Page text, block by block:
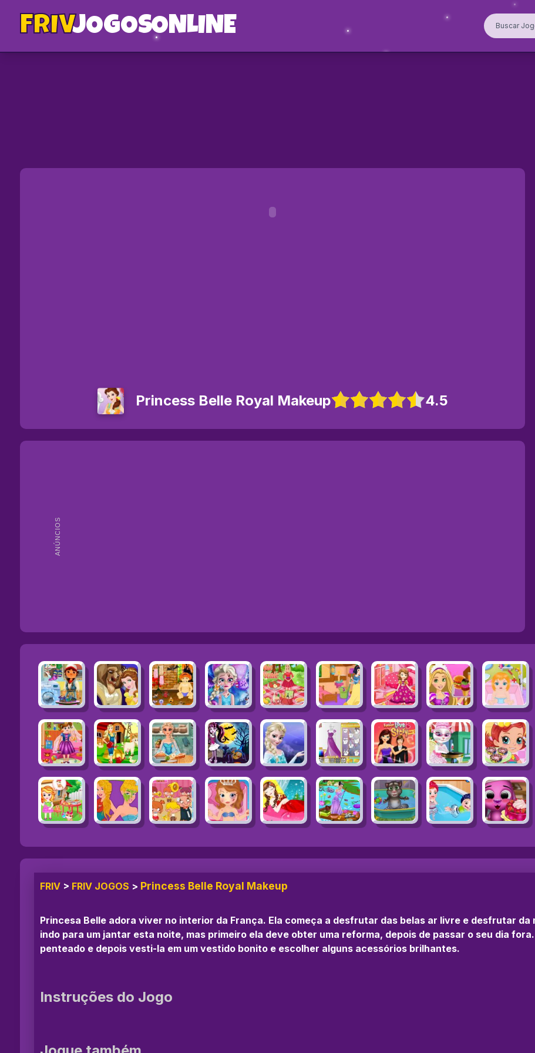
FRIVJOGOSONLINE
ANÚNCIOS
Princess Belle Royal Makeup 4.5
FRIV > FRIV JOGOS > Princess Belle Royal Makeup
Princesa Belle adora viver no interior da França. Ela começa a desfrutar das belas ar livre e desfrutar
indo para um jantar esta noite, mas primeiro ela deve obter uma reforma, depois de passar o seu dia
penteado e depois vesti-la em um vestido bonito e escolher alguns acessórios brilhantes.
Instruções do Jogo